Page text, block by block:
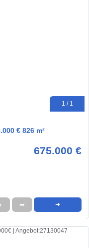
1 / 1
€ 826 m²
675.000 €
➦ ➜